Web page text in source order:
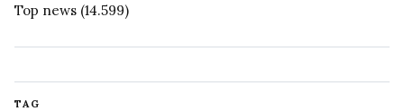
Top news (14.599)
TAG